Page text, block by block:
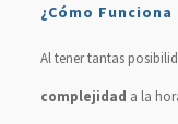
¿Cómo Funciona
Al tener tantas
complejidad a la